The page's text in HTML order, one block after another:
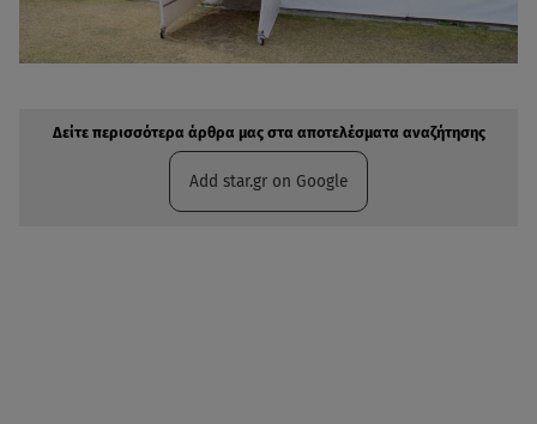
Δείτε περισσότερα άρθρα μας στα αποτελέσματα αναζήτησης
Add star.gr on Google